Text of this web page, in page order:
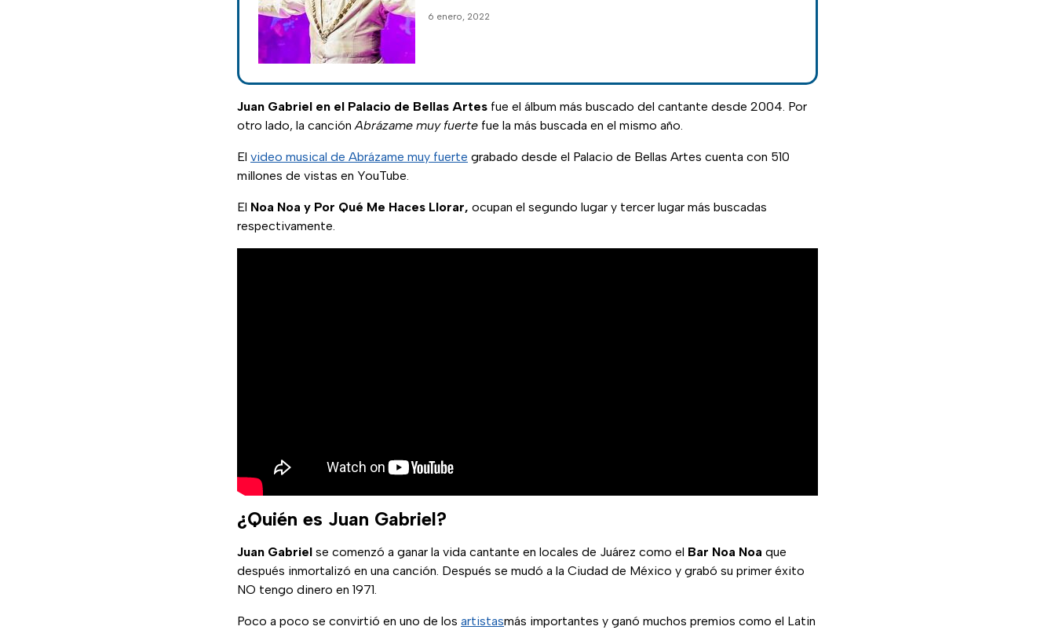
6 enero, 2022
Juan Gabriel en el Palacio de Bellas Artes fue el álbum más buscado del cantante desde 2004. Por
otro lado, la canciónAbrázame muy fuerte fue la más buscada en el mismo año.
El video musical de Abrázame muy fuerte grabado desde el Palacio de Bellas Artes cuenta con 510
millones de vistas en YouTube.
El Noa Noa y Por Qué Me Haces Llorar, ocupan el segundo lugar y tercer lugar más buscadas
respectivamente.
¿Quién es Juan Gabriel?
Juan Gabriel se comenzó a ganar la vida cantante en locales de Juárez como el Bar Noa Noa que
después inmortalizó en una canción. Después se mudó a la Ciudad de México y grabó su primer éxito
NO tengo dinero en 1971.
Poco a poco se convirtió en uno de los artistasmás importantes y ganó muchos premios como el Latin